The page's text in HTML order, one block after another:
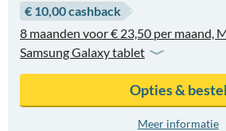
€ 10,00 cashback
8 maanden voor € 23,50 per maand,
Samsung Galaxy tablet
Opties & bestel
Meer informatie